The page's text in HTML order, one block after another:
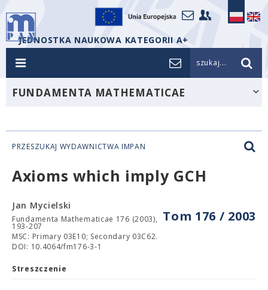
JEDNOSTKA NAUKOWA KATEGORII A+
szukaj...
FUNDAMENTA MATHEMATICAE
PRZESZUKAJ WYDAWNICTWA IMPAN
Axioms which imply GCH
Tom 176 / 2003
Jan Mycielski
Fundamenta Mathematicae 176 (2003),
193-207
MSC: Primary 03E10; Secondary 03C62.
DOI: 10.4064/fm176-3-1
Streszczenie